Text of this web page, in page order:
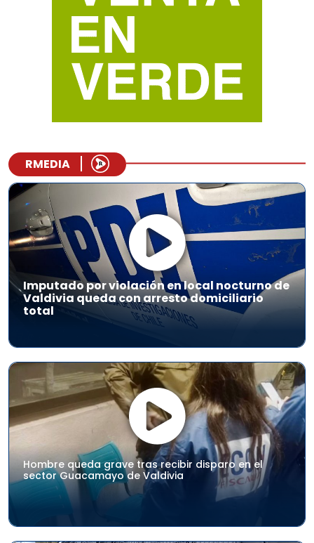
RMEDIA
Imputado por violación en local nocturno de
Valdivia queda con arresto domiciliario
total
Hombre queda grave tras recibir disparo en el
sector Guacamayo de Valdivia